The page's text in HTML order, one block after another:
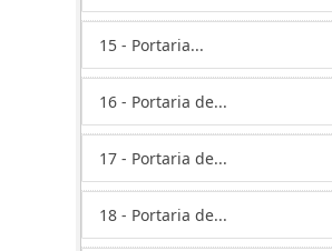
15 - Portaria...
16 - Portaria de...
17 - Portaria de...
18 - Portaria de...